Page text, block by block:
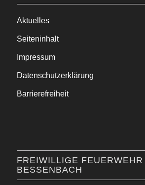
Aktuelles
Seiteninhalt
Impressum
Datenschutzerklärung
Barrierefreiheit
FREIWILLIGE FEUERWEHR
BESSENBACH